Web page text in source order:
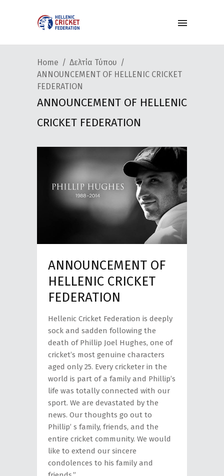
Home
Δελτία Τύπου
ANNOUNCEMENT OF HELLENIC CRICKET
FEDERATION
ANNOUNCEMENT OF HELLENIC
CRICKET FEDERATION
ANNOUNCEMENT OF
HELLENIC CRICKET
FEDERATION
Hellenic Cricket Federation is deeply
sock and sadden following the
death of Phillip Joel Hughes, one of
cricket’s most genuine characters
aged only 25. Every cricketer in the
world is part of a family and Phillip’s
life was totally connected with our
sport. We are devastated by the
news. Our thoughts go out to
Phillip’ s family, friends, and the
entire cricket community. We would
like to extend our sincere
condolences to his family and